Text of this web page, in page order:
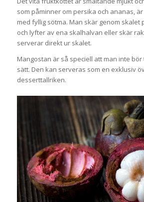
som påminner om persika och ananas,
med fyllig sötma. Man skär genom skalet
och lyfter av ena skalhalvan eller skär
serverar direkt ur skalet.
Mangostan är så speciell att man inte
sätt. Den kan serveras som en exklusiv
desserttallriken.